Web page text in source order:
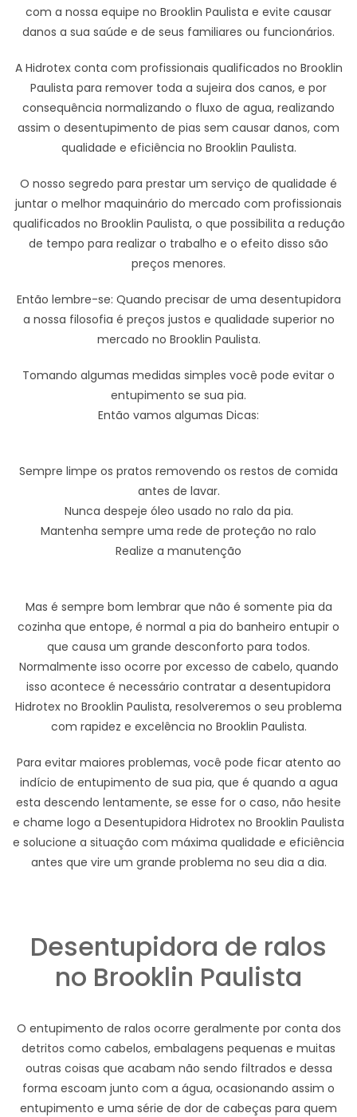
com a nossa equipe no Brooklin Paulista e evite causar
danos a sua saúde e de seus familiares ou funcionários.
A Hidrotex conta com profissionais qualificados no Brooklin
Paulista para remover toda a sujeira dos canos, e por
consequência normalizando o fluxo de agua, realizando
assim o desentupimento de pias sem causar danos, com
qualidade e eficiência no Brooklin Paulista.
O nosso segredo para prestar um serviço de qualidade é
juntar o melhor maquinário do mercado com profissionais
qualificados no Brooklin Paulista, o que possibilita a redução
de tempo para realizar o trabalho e o efeito disso são
preços menores.
Então lembre-se: Quando precisar de uma desentupidora
a nossa filosofia é preços justos e qualidade superior no
mercado no Brooklin Paulista.
Tomando algumas medidas simples você pode evitar o
entupimento se sua pia.
Então vamos algumas Dicas:
Sempre limpe os pratos removendo os restos de comida
antes de lavar.
Nunca despeje óleo usado no ralo da pia.
Mantenha sempre uma rede de proteção no ralo
Realize a manutenção
Mas é sempre bom lembrar que não é somente pia da
cozinha que entope, é normal a pia do banheiro entupir o
que causa um grande desconforto para todos.
Normalmente isso ocorre por excesso de cabelo, quando
isso acontece é necessário contratar a desentupidora
Hidrotex no Brooklin Paulista, resolveremos o seu problema
com rapidez e excelência no Brooklin Paulista.
Para evitar maiores problemas, você pode ficar atento ao
indício de entupimento de sua pia, que é quando a agua
esta descendo lentamente, se esse for o caso, não hesite
e chame logo a Desentupidora Hidrotex no Brooklin Paulista
e solucione a situação com máxima qualidade e eficiência
antes que vire um grande problema no seu dia a dia.
Desentupidora de ralos
no Brooklin Paulista
O entupimento de ralos ocorre geralmente por conta dos
detritos como cabelos, embalagens pequenas e muitas
outras coisas que acabam não sendo filtrados e dessa
forma escoam junto com a água, ocasionando assim o
entupimento e uma série de dor de cabeças para quem